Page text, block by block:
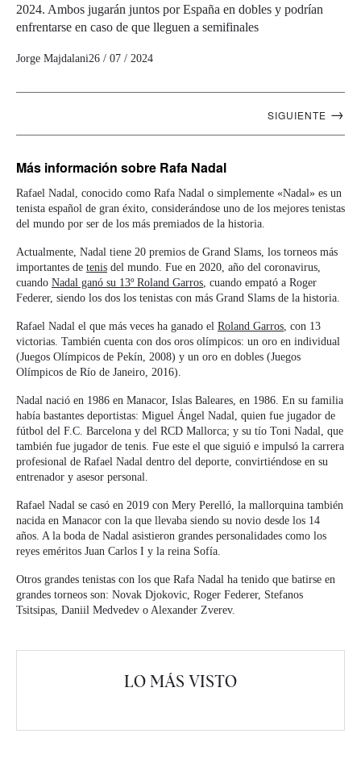
2024. Ambos jugarán juntos por España en dobles y podrían
enfrentarse en caso de que lleguen a semifinales
Jorge Majdalani26 / 07 / 2024
SIGUIENTE →
Más información sobre Rafa Nadal
Rafael Nadal, conocido como Rafa Nadal o simplemente «Nadal» es un
tenista español de gran éxito, considerándose uno de los mejores tenistas
del mundo por ser de los más premiados de la historia.
Actualmente, Nadal tiene 20 premios de Grand Slams, los torneos más
importantes de tenis del mundo. Fue en 2020, año del coronavirus,
cuando Nadal ganó su 13º Roland Garros, cuando empató a Roger
Federer, siendo los dos los tenistas con más Grand Slams de la historia.
Rafael Nadal el que más veces ha ganado el Roland Garros, con 13
victorias. También cuenta con dos oros olímpicos: un oro en individual
(Juegos Olímpicos de Pekín, 2008) y un oro en dobles (Juegos
Olímpicos de Río de Janeiro, 2016).
Nadal nació en 1986 en Manacor, Islas Baleares, en 1986. En su familia
había bastantes deportistas: Miguel Ángel Nadal, quien fue jugador de
fútbol del F.C. Barcelona y del RCD Mallorca; y su tío Toni Nadal, que
también fue jugador de tenis. Fue este el que siguió e impulsó la carrera
profesional de Rafael Nadal dentro del deporte, convirtiéndose en su
entrenador y asesor personal.
Rafael Nadal se casó en 2019 con Mery Perelló, la mallorquina también
nacida en Manacor con la que llevaba siendo su novio desde los 14
años. A la boda de Nadal asistieron grandes personalidades como los
reyes eméritos Juan Carlos I y la reina Sofía.
Otros grandes tenistas con los que Rafa Nadal ha tenido que batirse en
grandes torneos son: Novak Djokovic, Roger Federer, Stefanos
Tsitsipas, Daniil Medvedev o Alexander Zverev.
LO MÁS VISTO